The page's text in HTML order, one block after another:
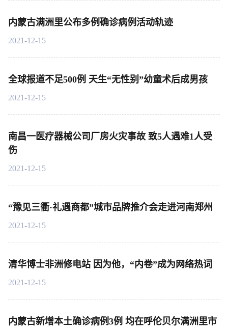
内蒙古满洲里公布多例确诊病例活动轨迹
2021-12-15
全球报道不足500例 天生“无性别”幼童术后成男孩
2021-12-15
南昌一医疗器械公司厂房火灾事故 致5人遇难1人受
伤
2021-12-15
“豫见三衢·礼遇商都”城市品牌推介会走进河南郑州
2021-12-15
清华博士非洲修电站 因为他，“内卷”成为网络热词
2021-12-15
内蒙古新增本土确诊病例3例 均在呼伦贝尔满洲里市